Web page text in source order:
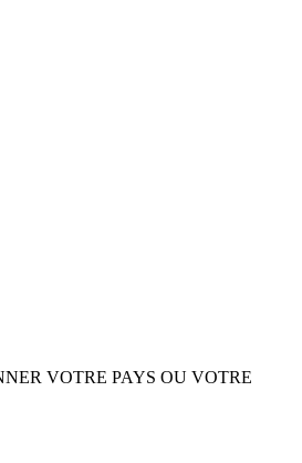
VOTRE PAYS OU VOTRE